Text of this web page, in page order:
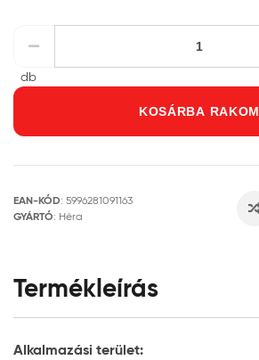
db
KOSÁRBA RAKOM
EAN-KÓD: 5996281091163
GYÁRTÓ: Héra
Termékleírás
Alkalmazási terület: